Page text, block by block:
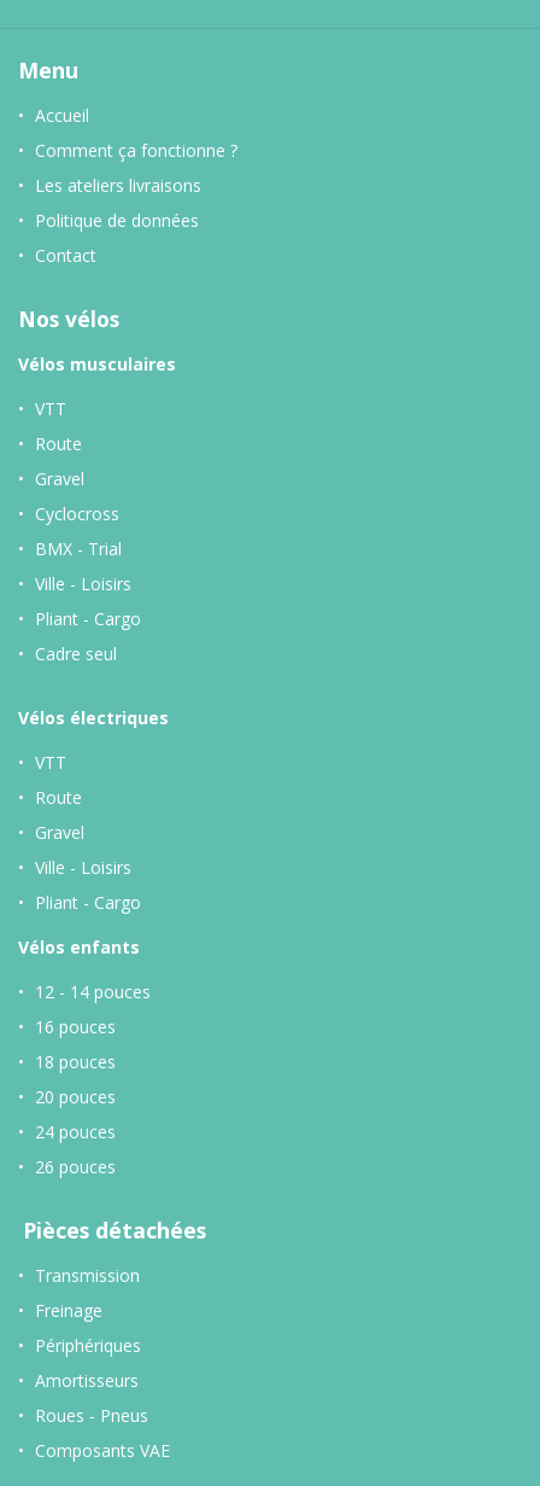
Menu
Accueil
Comment ça fonctionne ?
Les ateliers livraisons
Politique de données
Contact
Nos vélos
Vélos musculaires
VTT
Route
Gravel
Cyclocross
BMX - Trial
Ville - Loisirs
Pliant - Cargo
Cadre seul
Vélos électriques
VTT
Route
Gravel
Ville - Loisirs
Pliant - Cargo
Vélos enfants
12 - 14 pouces
16 pouces
18 pouces
20 pouces
24 pouces
26 pouces
Pièces détachées
Transmission
Freinage
Périphériques
Amortisseurs
Roues - Pneus
Composants VAE